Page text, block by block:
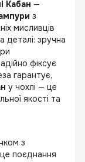
Кабан —
з
мисливців
деталі: зручна
фіксує
гарантує,
у чохлі — це
якості та
з
поєднання